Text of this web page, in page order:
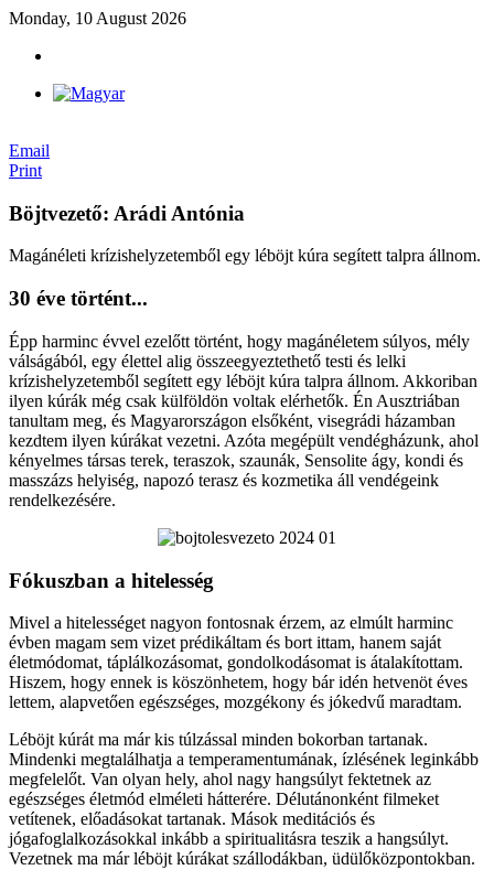
Monday, 10 August 2026
Email
Print
Böjtvezető: Arádi Antónia
Magánéleti krízishelyzetemből egy léböjt kúra segített talpra állnom.
30 éve történt...
Épp harminc évvel ezelőtt történt, hogy magánéletem súlyos, mély
válságából, egy élettel alig összeegyeztethető testi és lelki
krízishelyzetemből segített egy léböjt kúra talpra állnom. Akkoriban
ilyen kúrák még csak külföldön voltak elérhetők. Én Ausztriában
tanultam meg, és Magyarországon elsőként, visegrádi házamban
kezdtem ilyen kúrákat vezetni. Azóta megépült vendégházunk, ahol
kényelmes társas terek, teraszok, szaunák, Sensolite ágy, kondi és
masszázs helyiség, napozó terasz és kozmetika áll vendégeink
rendelkezésére.
Fókuszban a hitelesség
Mivel a hitelességet nagyon fontosnak érzem, az elmúlt harminc
évben magam sem vizet prédikáltam és bort ittam, hanem saját
életmódomat, táplálkozásomat, gondolkodásomat is átalakítottam.
Hiszem, hogy ennek is köszönhetem, hogy bár idén hetvenöt éves
lettem, alapvetően egészséges, mozgékony és jókedvű maradtam.
Léböjt kúrát ma már kis túlzással minden bokorban tartanak.
Mindenki megtalálhatja a temperamentumának, ízlésének leginkább
megfelelőt. Van olyan hely, ahol nagy hangsúlyt fektetnek az
egészséges életmód elméleti hátterére. Délutánonként filmeket
vetítenek, előadásokat tartanak. Mások meditációs és
jógafoglalkozásokkal inkább a spiritualitásra teszik a hangsúlyt.
Vezetnek ma már léböjt kúrákat szállodákban, üdülőközpontokban.